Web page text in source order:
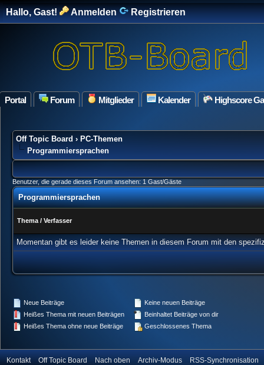
Hallo, Gast! Anmelden Registrieren
Portal Forum Mitglieder Kalender Highscore
Off Topic Board › PC-Themen
Programmiersprachen
Benutzer, die gerade dieses Forum ansehen: 1 Gast/Gäste
Programmiersprachen
Thema / Verfasser
Momentan gibt es leider keine Themen in diesem Forum mit den
Neue Beiträge
Heißes Thema mit neuen Beiträgen
Heißes Thema ohne neue Beiträge
Keine neuen Beiträge
Beinhaltet Beiträge von dir
Geschlossenes Thema
Kontakt Off Topic Board Nach oben Archiv-Modus RSS-Synchronisation